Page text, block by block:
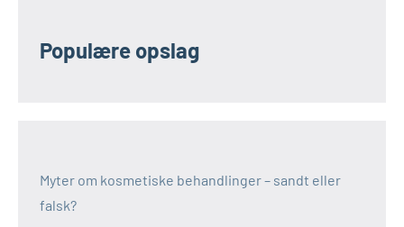
Populære opslag
Myter om kosmetiske behandlinger – sandt eller
falsk?